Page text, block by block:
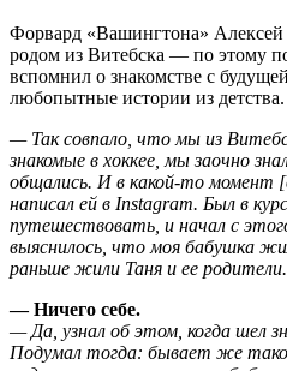
Форвард «Вашингтона» Алексей
родом из Витебска — по этому
вспомнил о знакомстве с
любопытные истории из детства.
— Так совпало, что мы из
знакомые в хоккее, мы заочно
общались. И в какой-то момент
написал ей в Instagram. Был в
путешествовать, и начал с
выяснилось, что моя бабушка
раньше жили Таня и ее родители.
— Ничего себе.
— Да, узнал об этом, когда шел
Подумал тогда: бывает же